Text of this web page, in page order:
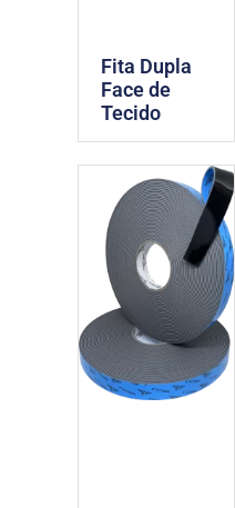
Fita Dupla
Face de
Tecido